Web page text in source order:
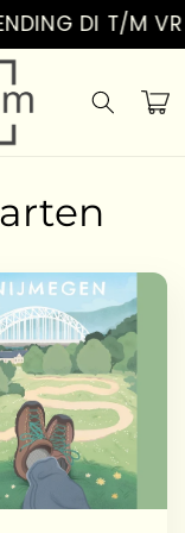
DI T/M VR